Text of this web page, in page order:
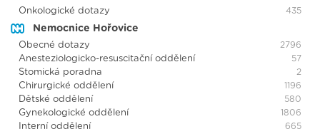
Onkologické dotazy 435
Nemocnice Hořovice
Obecné dotazy 2796
Anesteziologicko-resuscitační oddělení 57
Stomická poradna 2
Chirurgické oddělení 1196
Dětské oddělení 580
Gynekologické oddělení 1806
Interní oddělení 665